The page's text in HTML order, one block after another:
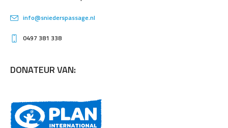
info@sniederspassage.nl
0497 381 338
DONATEUR VAN: